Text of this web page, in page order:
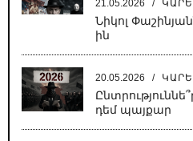
21.05.2026 /
Նիկոլ
ին
20.05.2026 /
դեմ պայքար